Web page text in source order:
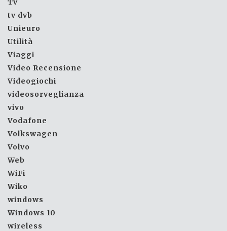
Tv
tv dvb
Unieuro
Utilità
Viaggi
Video Recensione
Videogiochi
videosorveglianza
vivo
Vodafone
Volkswagen
Volvo
Web
WiFi
Wiko
windows
Windows 10
wireless